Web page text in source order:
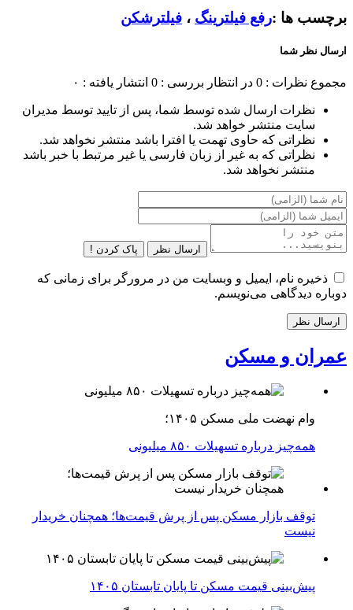
برچسب ها :رفع فیلترینگ ، فیلترشکن
ارسال نظر شما
مجموع نظرات : 0 در انتظار بررسی : 0 انتشار یافته : ۰
نظرات ارسال شده توسط شما، پس از تایید توسط مدیران
سایت منتشر خواهد شد.
نظراتی که حاوی تهمت یا افترا باشد منتشر نخواهد شد.
نظراتی که به غیر از زبان فارسی یا غیر مرتبط با خبر باشد
منتشر نخواهد شد.
ارسال نظر پاک کردن !
ذخیره نام، ایمیل و وبسایت من در مرورگر برای زمانی که
دوباره دیدگاهی می‌نویسم.
عمران و مسکن
وام نهضت ملی مسکن ۱۴۰۵؛
همه‌چیز درباره تسهیلات ۸۵۰ میلیونی
توقف بازار مسکن پس از پرش قیمت‌ها؛ همچنان خریدار
نیست
پیش‌بینی قیمت مسکن تا پایان تابستان ۱۴۰۵